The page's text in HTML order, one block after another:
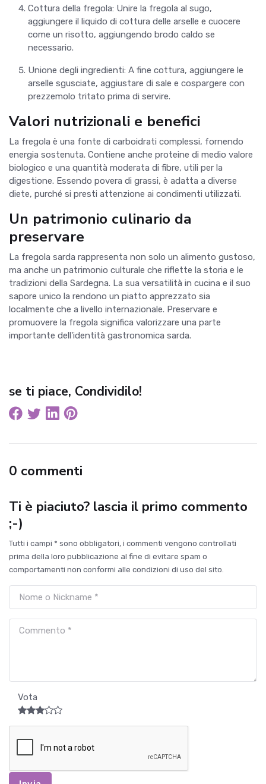
Cottura della fregola: Unire la fregola al sugo,
aggiungere il liquido di cottura delle arselle e cuocere
come un risotto, aggiungendo brodo caldo se
necessario.
Unione degli ingredienti: A fine cottura, aggiungere le
arselle sgusciate, aggiustare di sale e cospargere con
prezzemolo tritato prima di servire.
Valori nutrizionali e benefici
La fregola è una fonte di carboidrati complessi, fornendo
energia sostenuta. Contiene anche proteine di medio valore
biologico e una quantità moderata di fibre, utili per la
digestione. Essendo povera di grassi, è adatta a diverse
diete, purché si presti attenzione ai condimenti utilizzati.
Un patrimonio culinario da
preservare
La fregola sarda rappresenta non solo un alimento gustoso,
ma anche un patrimonio culturale che riflette la storia e le
tradizioni della Sardegna. La sua versatilità in cucina e il suo
sapore unico la rendono un piatto apprezzato sia
localmente che a livello internazionale. Preservare e
promuovere la fregola significa valorizzare una parte
importante dell'identità gastronomica sarda.
se ti piace, Condividilo!
0 commenti
Ti è piaciuto? lascia il primo commento
;-)
Tutti i campi * sono obbligatori, i commenti vengono controllati
prima della loro pubblicazione al fine di evitare spam o
comportamenti non conformi alle condizioni di uso del sito.
Vota